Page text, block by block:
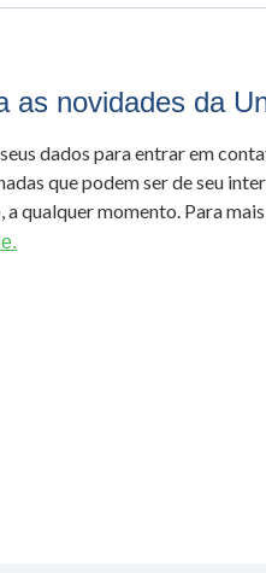
as novidades da
dados para entrar em
que podem ser de seu
a qualquer momento. Para